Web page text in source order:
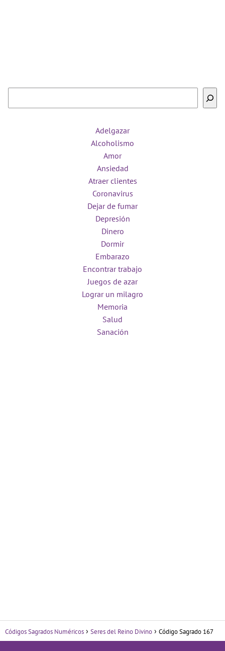
Adelgazar
Alcoholismo
Amor
Ansiedad
Atraer clientes
Coronavirus
Dejar de fumar
Depresión
Dinero
Dormir
Embarazo
Encontrar trabajo
Juegos de azar
Lograr un milagro
Memoria
Salud
Sanación
Códigos Sagrados Numéricos Seres del Reino Divino Código Sagrado 167